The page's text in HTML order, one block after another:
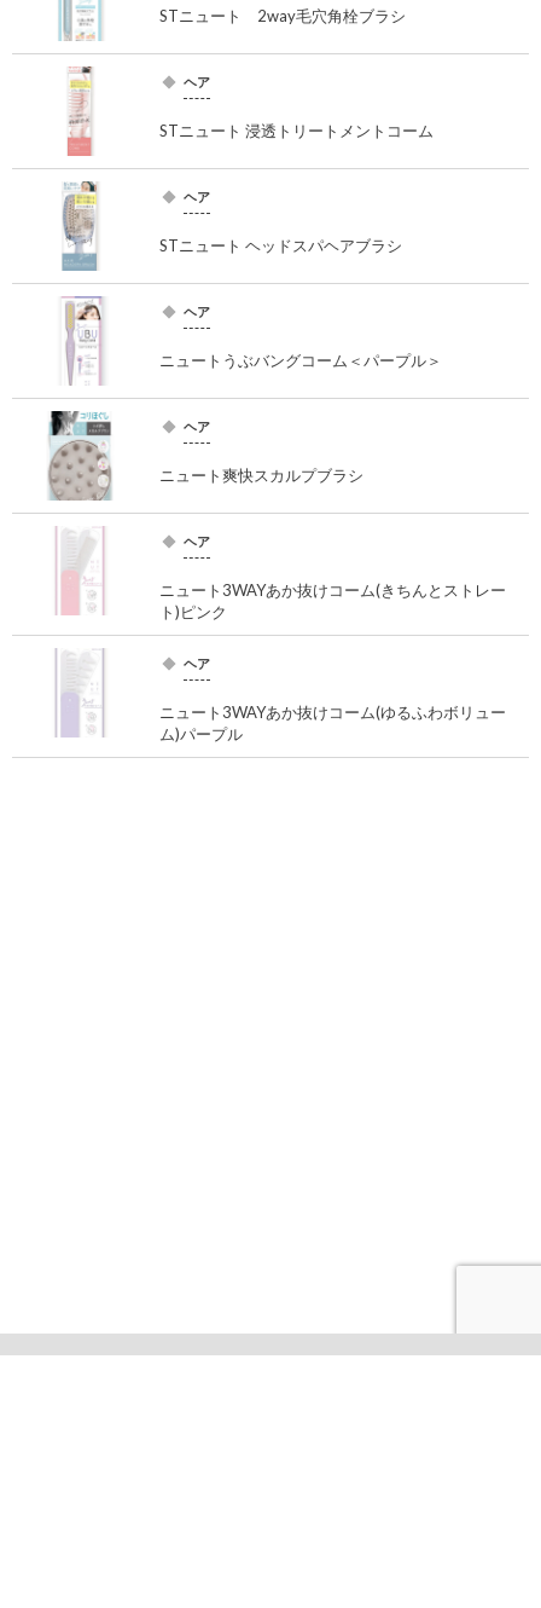
STニュート 2way毛穴角栓ブラシ
ヘア
STニュート 浸透トリートメントコーム
ヘア
STニュート ヘッドスパヘアブラシ
ヘア
ニュートうぶバングコーム＜パープル＞
ヘア
ニュート爽快スカルプブラシ
ヘア
ニュート3WAYあか抜けコーム(きちんとストレー
ト)ピンク
ヘア
ニュート3WAYあか抜けコーム(ゆるふわボリュー
ム)パープル